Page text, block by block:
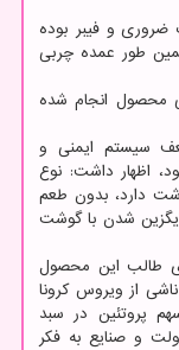
ضروری و فیبر بوده
طور عمده چربی
محصول انجام شده
سیستم ایمنی و
اظهار داشت: نوع
دارد، بدون طعم
شدن با گوشت
طالب این محصول
از ویروس کرونا
پروتئین در سبد
و صنایع به فکر